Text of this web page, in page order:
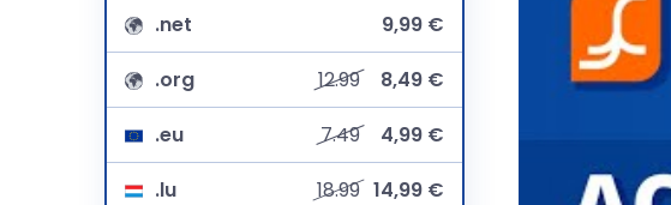
.net
9,99 €
.org
12.99
8,49 €
.eu
7.49
4,99 €
.lu
18.99 14,99 €